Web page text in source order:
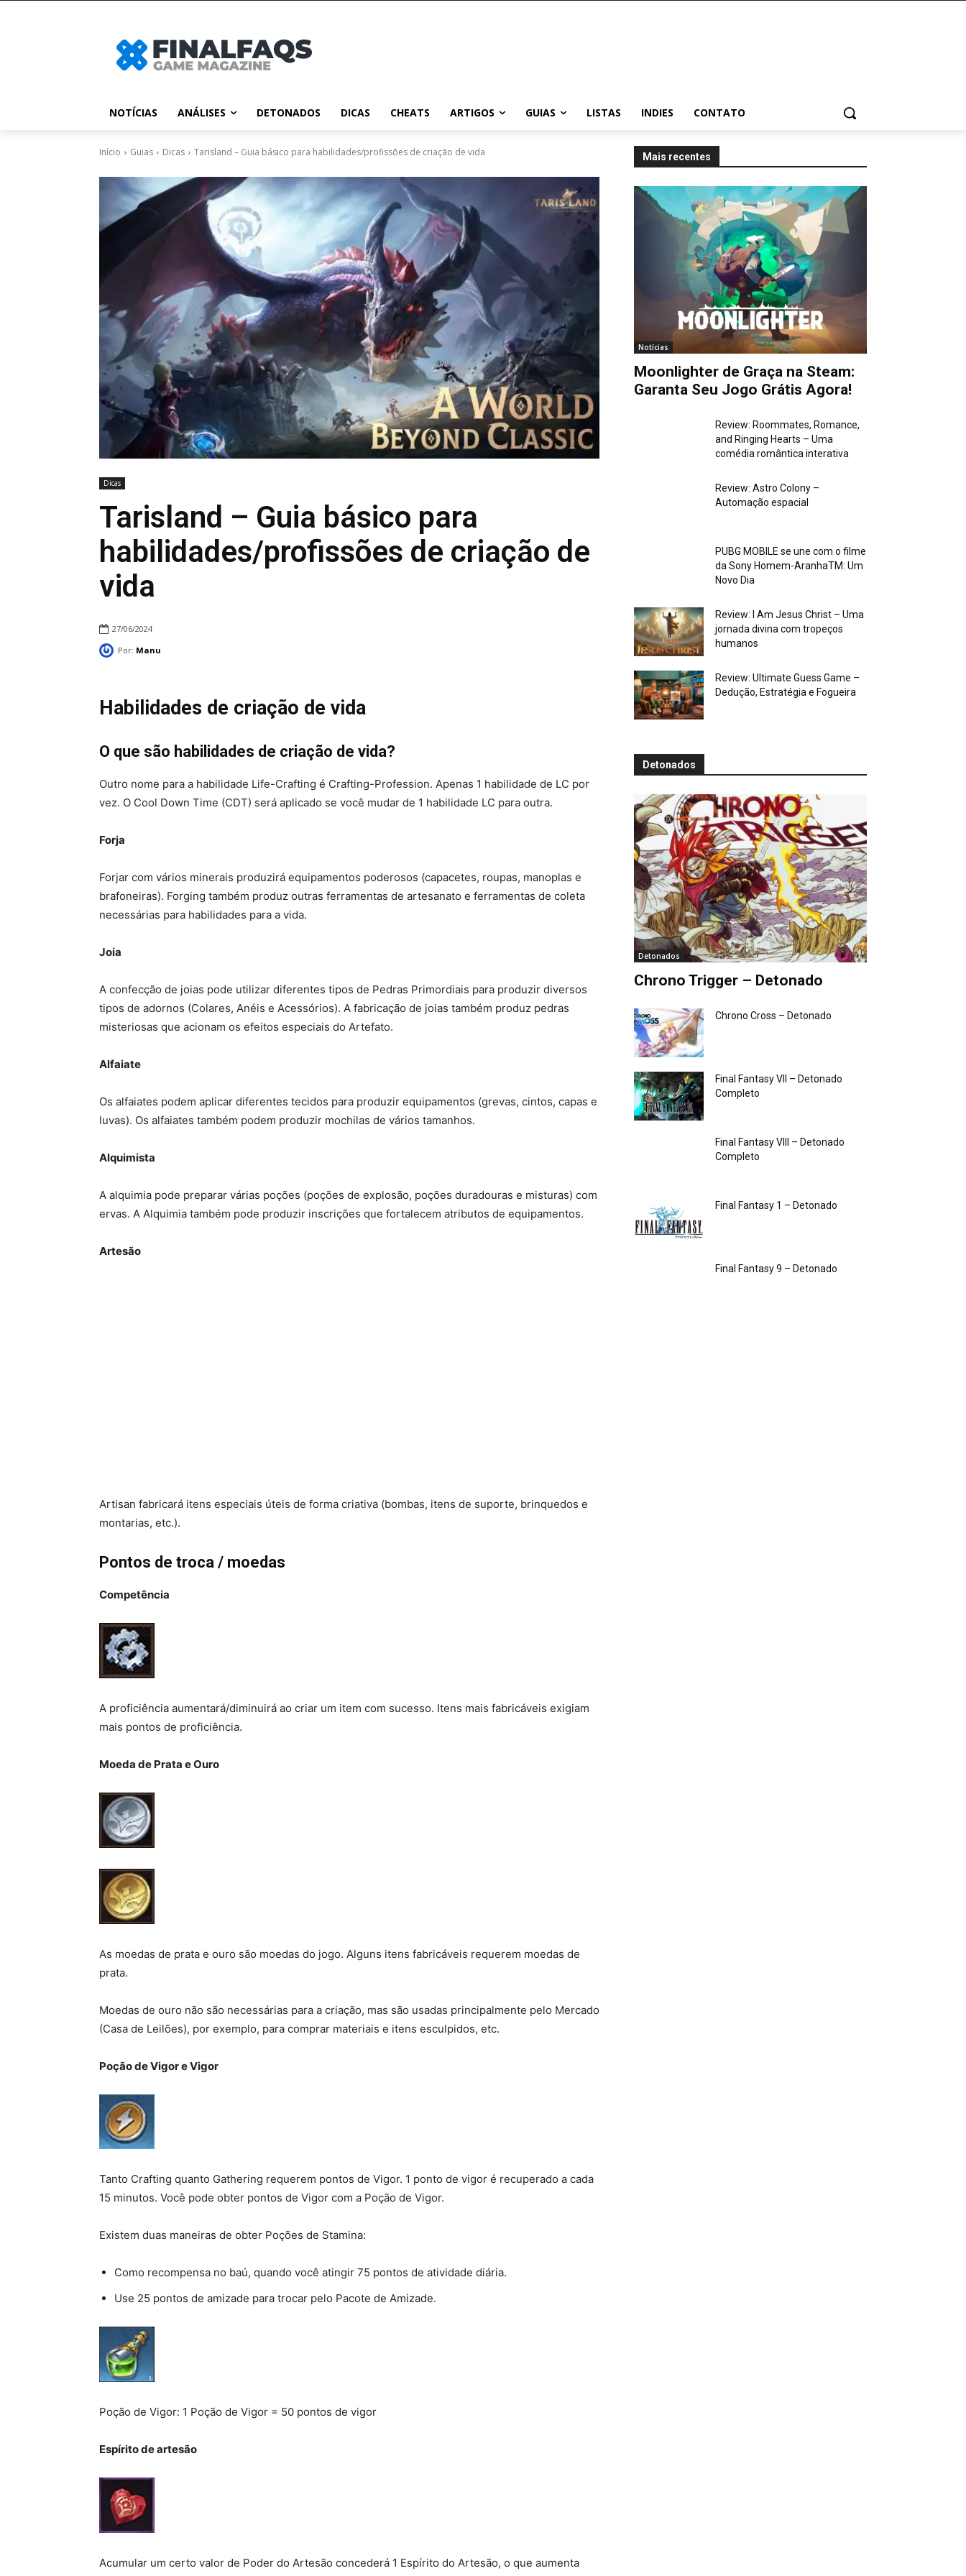
NOTÍCIAS ANÁLISES DETONADOS DICAS CHEATS ARTIGOS GUIAS LISTAS INDIES CONTATO
Início Guias Dicas Tarisland – Guia básico para habilidades/profissões de criação de vida
Dicas
Tarisland – Guia básico para
habilidades/profissões de criação de
vida
27/06/2024
Por: Manu
Habilidades de criação de vida
O que são habilidades de criação de vida?
Outro nome para a habilidade Life-Crafting é Crafting-Profession. Apenas 1 habilidade de LC por
vez. O Cool Down Time (CDT) será aplicado se você mudar de 1 habilidade LC para outra.
Forja
Forjar com vários minerais produzirá equipamentos poderosos (capacetes, roupas, manoplas e
brafoneiras). Forging também produz outras ferramentas de artesanato e ferramentas de coleta
necessárias para habilidades para a vida.
Joia
A confecção de joias pode utilizar diferentes tipos de Pedras Primordiais para produzir diversos
tipos de adornos (Colares, Anéis e Acessórios). A fabricação de joias também produz pedras
misteriosas que acionam os efeitos especiais do Artefato.
Alfaiate
Os alfaiates podem aplicar diferentes tecidos para produzir equipamentos (grevas, cintos, capas e
luvas). Os alfaiates também podem produzir mochilas de vários tamanhos.
Alquimista
A alquimia pode preparar várias poções (poções de explosão, poções duradouras e misturas) com
ervas. A Alquimia também pode produzir inscrições que fortalecem atributos de equipamentos.
Artesão
Artisan fabricará itens especiais úteis de forma criativa (bombas, itens de suporte, brinquedos e
montarias, etc.).
Pontos de troca / moedas
Competência
A proficiência aumentará/diminuirá ao criar um item com sucesso. Itens mais fabricáveis ​​exigiam
mais pontos de proficiência.
Moeda de Prata e Ouro
As moedas de prata e ouro são moedas do jogo. Alguns itens fabricáveis ​​requerem moedas de
prata.
Moedas de ouro não são necessárias para a criação, mas são usadas principalmente pelo Mercado
(Casa de Leilões), por exemplo, para comprar materiais e itens esculpidos, etc.
Poção de Vigor e Vigor
Tanto Crafting quanto Gathering requerem pontos de Vigor. 1 ponto de vigor é recuperado a cada
15 minutos. Você pode obter pontos de Vigor com a Poção de Vigor.
Existem duas maneiras de obter Poções de Stamina:
Como recompensa no baú, quando você atingir 75 pontos de atividade diária.
Use 25 pontos de amizade para trocar pelo Pacote de Amizade.
Poção de Vigor: 1 Poção de Vigor = 50 pontos de vigor
Espírito de artesão
Acumular um certo valor de Poder do Artesão concederá 1 Espírito do Artesão, o que aumenta
Mais recentes
Notícias
Moonlighter de Graça na Steam:
Garanta Seu Jogo Grátis Agora!
Review: Roommates, Romance,
and Ringing Hearts – Uma
comédia romântica interativa
Review: Astro Colony –
Automação espacial
PUBG MOBILE se une com o filme
da Sony Homem-AranhaTM: Um
Novo Dia
Review: I Am Jesus Christ – Uma
jornada divina com tropeços
humanos
Review: Ultimate Guess Game –
Dedução, Estratégia e Fogueira
Detonados
Detonados
Chrono Trigger – Detonado
Chrono Cross – Detonado
Final Fantasy VII – Detonado
Completo
Final Fantasy VIII – Detonado
Completo
Final Fantasy 1 – Detonado
Final Fantasy 9 – Detonado